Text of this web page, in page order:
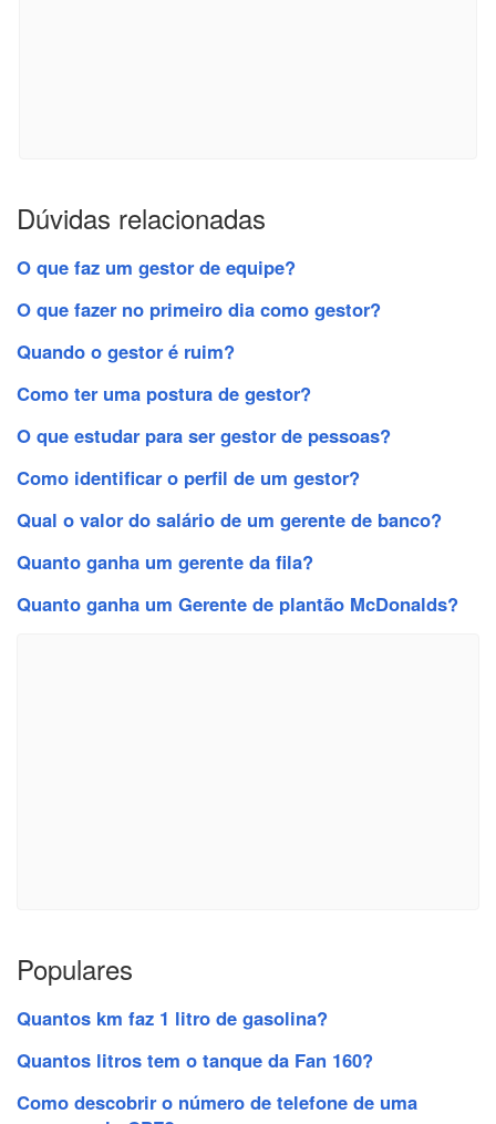
Dúvidas relacionadas
O que faz um gestor de equipe?
O que fazer no primeiro dia como gestor?
Quando o gestor é ruim?
Como ter uma postura de gestor?
O que estudar para ser gestor de pessoas?
Como identificar o perfil de um gestor?
Qual o valor do salário de um gerente de banco?
Quanto ganha um gerente da fila?
Quanto ganha um Gerente de plantão McDonalds?
Populares
Quantos km faz 1 litro de gasolina?
Quantos litros tem o tanque da Fan 160?
Como descobrir o número de telefone de uma